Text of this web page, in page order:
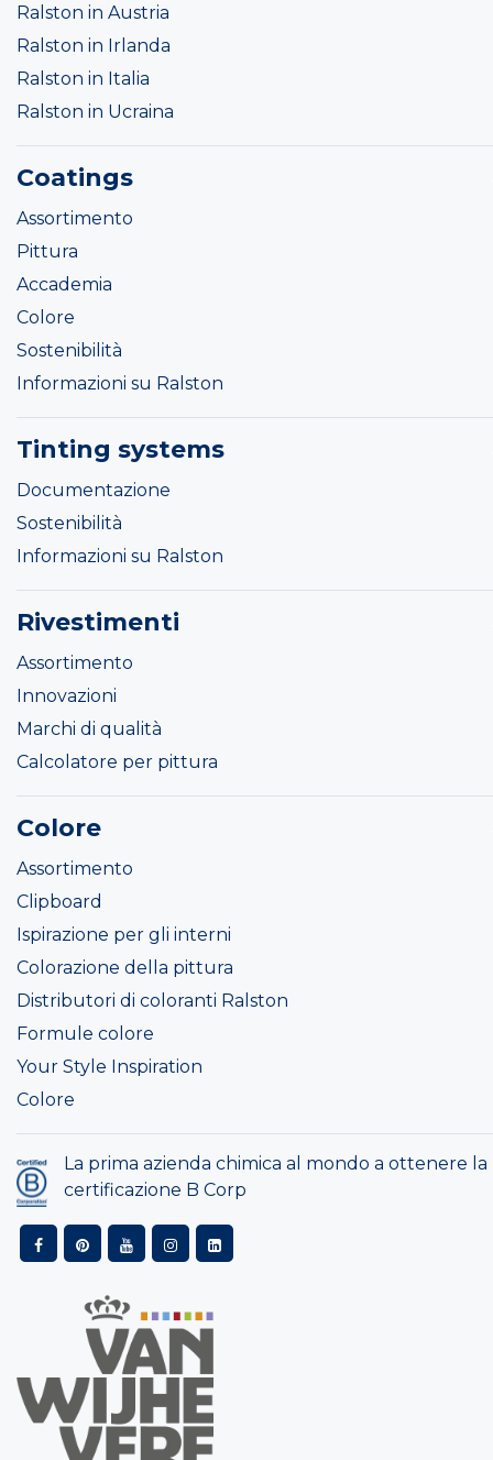
Ralston in Austria
Ralston in Irlanda
Ralston in Italia
Ralston in Ucraina
Coatings
Assortimento
Pittura
Accademia
Colore
Sostenibilità
Informazioni su Ralston
Tinting systems
Documentazione
Sostenibilità
Informazioni su Ralston
Rivestimenti
Assortimento
Innovazioni
Marchi di qualità
Calcolatore per pittura
Colore
Assortimento
Clipboard
Ispirazione per gli interni
Colorazione della pittura
Distributori di coloranti Ralston
Formule colore
Your Style Inspiration
Colore
La prima azienda chimica al mondo a ottenere la
certificazione B Corp